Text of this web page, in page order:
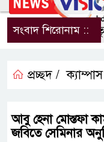
সংবাদ শিরোনাম ::
পৈতৃক
প্রচ্ছদ / ক্যাম্পাস
আবু হেনা মোস্তফা
জবিতে সেমিনার